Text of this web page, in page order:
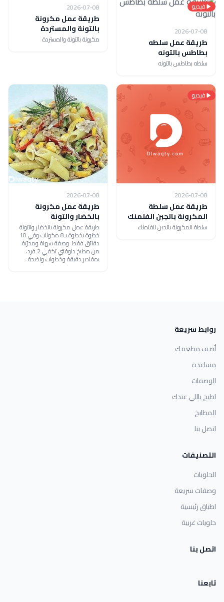
فيديو
2026-07-08
طريقة عمل سلطه
بطاطس بالتونه
سلطه بطاطس بالتونه
فيديو
2026-07-08
طريقة عمل مكرونة
بالتونة والمستردة
مكرونة بالتونة والمستردة
فيديو
2026-07-08
طريقة عمل سلطة
المكرونة بالجبن الفلمنك
سلطة المكرونة بالجبن الفلمنك
2026-07-08
طريقة عمل مكرونة
بالخضار والتونة
طريقة عمل مكرونة بالخضار والتونة
خطوة بخطوة بـ8 مكونات وفي 10
دقائق فقط. وصفة سهلة ومجرّبة
من مطبخ دلوقتي تكفي 2 فرد،
بمقادير دقيقة وخطوات واضحة.
روابط سريعة
أضف مطعمك
مساعدة
الوصفات
اطبخ باللي عندك
المطابخ
اتصل بنا
التصنيفات
الحلويات
وصفات سريعة
اطباق رئيسية
حلويات غربية
اتصل بنا
تابعنا